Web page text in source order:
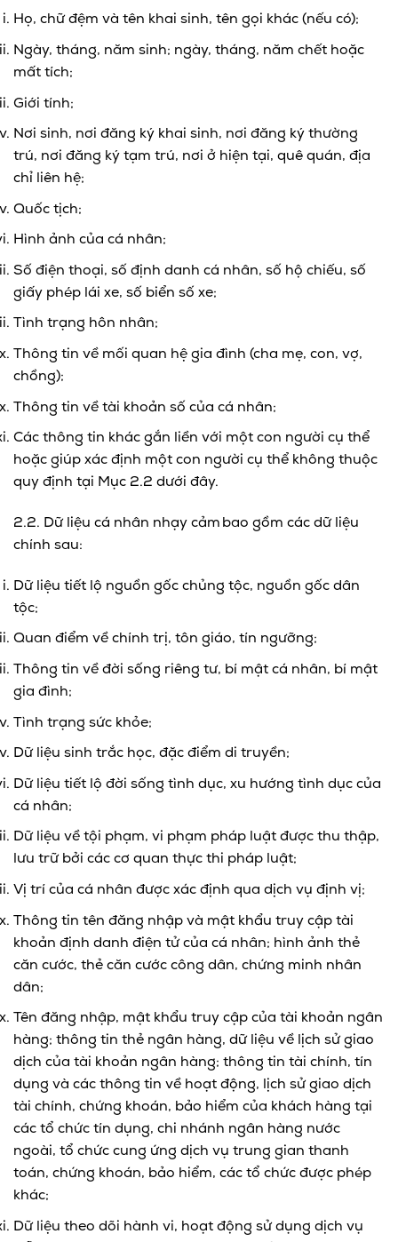
Họ, chữ đệm và tên khai sinh, tên gọi khác (nếu có);
Ngày, tháng, năm sinh; ngày, tháng, năm chết hoặc
mất tích;
Giới tính;
Nơi sinh, nơi đăng ký khai sinh, nơi đăng ký thường
trú, nơi đăng ký tạm trú, nơi ở hiện tại, quê quán, địa
chỉ liên hệ;
Quốc tịch;
Hình ảnh của cá nhân;
Số điện thoại, số định danh cá nhân, số hộ chiếu, số
giấy phép lái xe, số biển số xe;
Tình trạng hôn nhân;
Thông tin về mối quan hệ gia đình (cha mẹ, con, vợ,
chồng);
Thông tin về tài khoản số của cá nhân;
Các thông tin khác gắn liền với một con người cụ thể
hoặc giúp xác định một con người cụ thể không thuộc
quy định tại Mục 2.2 dưới đây.
2.2. Dữ liệu cá nhân nhạy cảm bao gồm các dữ liệu
chính sau:
Dữ liệu tiết lộ nguồn gốc chủng tộc, nguồn gốc dân
tộc;
Quan điểm về chính trị, tôn giáo, tín ngưỡng;
Thông tin về đời sống riêng tư, bí mật cá nhân, bí mật
gia đình;
Tình trạng sức khỏe;
Dữ liệu sinh trắc học, đặc điểm di truyền;
Dữ liệu tiết lộ đời sống tình dục, xu hướng tình dục của
cá nhân;
Dữ liệu về tội phạm, vi phạm pháp luật được thu thập,
lưu trữ bởi các cơ quan thực thi pháp luật;
Vị trí của cá nhân được xác định qua dịch vụ định vị;
Thông tin tên đăng nhập và mật khẩu truy cập tài
khoản định danh điện tử của cá nhân; hình ảnh thẻ
căn cước, thẻ căn cước công dân, chứng minh nhân
dân;
Tên đăng nhập, mật khẩu truy cập của tài khoản ngân
hàng; thông tin thẻ ngân hàng, dữ liệu về lịch sử giao
dịch của tài khoản ngân hàng; thông tin tài chính, tín
dụng và các thông tin về hoạt động, lịch sử giao dịch
tài chính, chứng khoán, bảo hiểm của khách hàng tại
các tổ chức tín dụng, chi nhánh ngân hàng nước
ngoài, tổ chức cung ứng dịch vụ trung gian thanh
toán, chứng khoán, bảo hiểm, các tổ chức được phép
khác;
Dữ liệu theo dõi hành vi, hoạt động sử dụng dịch vụ